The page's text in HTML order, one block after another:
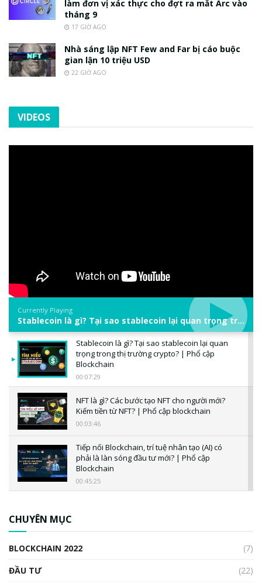
làm đơn vị xác thực cho đợt ra mắt Arc vào
tháng 9
17 GIỜ AGO
Nhà sáng lập NFT Few and Far bị cáo buộc
gian lận 10 triệu USD
22 GIỜ AGO
VIDEOS
Currently Playing
Stablecoin là gì? Tại sao stablecoin lại quan trọng trong thị trường crypto? | Phổ cập Blockchain
Stablecoin là gì? Tại sao stablecoin lại quan
trọng trong thị trường crypto? | Phổ cập
Blockchain
00:07:29
NFT là gì? Các bước tạo NFT cho người mới?
Kiếm tiền từ NFT? | Phổ cập blockchain
00:03:46
Tiếp nối Blockchain, trí tuệ nhân tạo (AI) có
phải là làn sóng đầu tư mới? | Phổ cập
Blockchain
00:45:25
CHUYÊN MỤC
BLOCKCHAIN 2022
(7)
ĐẦU TƯ
(22)